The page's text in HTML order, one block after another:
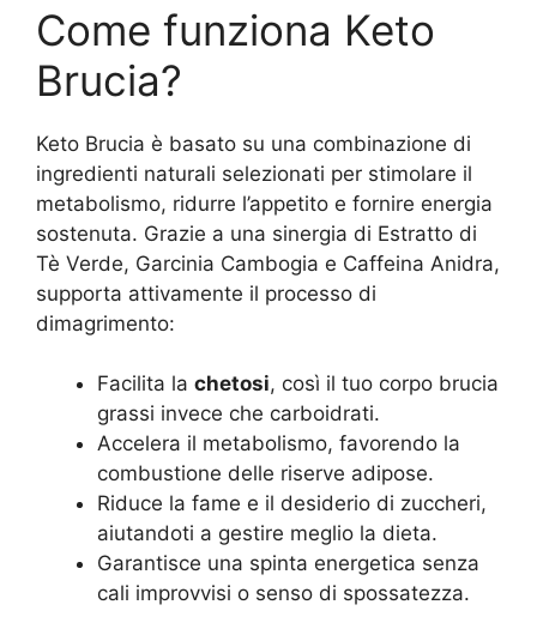
Come funziona Keto
Brucia?
Keto Brucia è basato su una combinazione di
ingredienti naturali selezionati per stimolare il
metabolismo, ridurre l’appetito e fornire energia
sostenuta. Grazie a una sinergia di Estratto di
Tè Verde, Garcinia Cambogia e Caffeina Anidra,
supporta attivamente il processo di
dimagrimento:
Facilita la chetosi, così il tuo corpo brucia
grassi invece che carboidrati.
Accelera il metabolismo, favorendo la
combustione delle riserve adipose.
Riduce la fame e il desiderio di zuccheri,
aiutandoti a gestire meglio la dieta.
Garantisce una spinta energetica senza
cali improvvisi o senso di spossatezza.